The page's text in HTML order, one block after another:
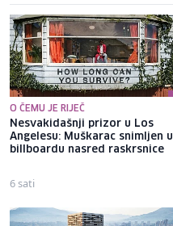
O ČEMU JE RIJEČ
Nesvakidašnji prizor u Los
Angelesu: Muškarac snimljen u
billboardu nasred raskrsnice
6 sati